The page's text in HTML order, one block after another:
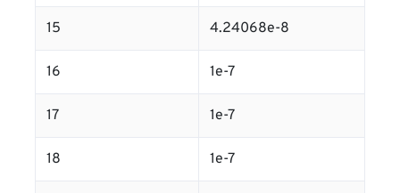
15 4.24068e-8
16 1e-7
17 1e-7
18 1e-7